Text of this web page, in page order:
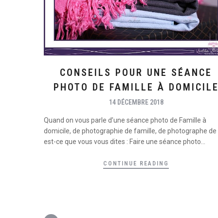
CONSEILS POUR UNE SÉANCE
PHOTO DE FAMILLE À
14 DÉCEMBRE 2018
Quand on vous parle d’une séance photo de Famille à
domicile, de photographie de famille, de photographe de
est-ce que vous vous dites : Faire une séance photo...
CONTINUE READING